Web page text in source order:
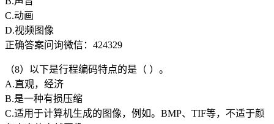
C.动画
D.视频图像
正确答案问询微信：424329
（8）以下是行程编码特点的是（ ）。
A.直观，经济
B.是一种有损压缩
C.适用于计算机生成的图像，例如。BMP、TIF等，不适于颜